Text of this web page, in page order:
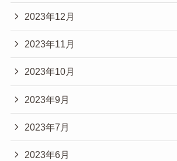
2023年12月
2023年11月
2023年10月
2023年9月
2023年7月
2023年6月